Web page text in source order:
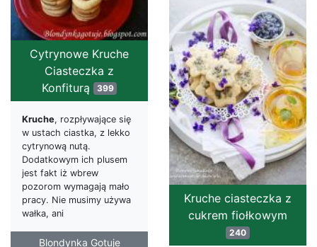
Cytrynowe Kruche
Ciasteczka z
Konfiturą
399
Kruche, rozpływające się
w ustach ciastka, z lekko
cytrynową nutą.
Dodatkowym ich plusem
jest fakt iż wbrew
pozorom wymagają mało
pracy. Nie musimy używa
wałka, ani
Blondynka Gotuje
Kruche ciasteczka z
cukrem fiołkowym
240